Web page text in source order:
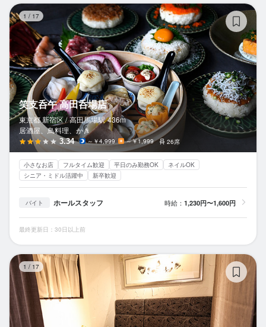
1 / 17
笑支呑午 高田呑場店
東京都 新宿区 / 高田馬場駅 436m
居酒屋、鳥料理、かき
3.34 ～￥4,999 ～￥1,999 26席
小さなお店 フルタイム歓迎 平日のみ勤務OK
ネイルOK
シニア・ミドル活躍中
新卒歓迎
バイト ホールスタッフ 時給： 1,230円〜1,600円
最終更新日：30日以上前
1 / 17